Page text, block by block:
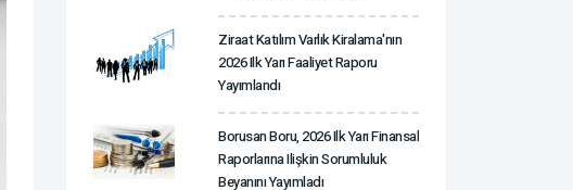
Ziraat Katılım Varlık Kiralama'nın
2026 Ilk Yarı Faaliyet Raporu
Yayımlandı
Borusan Boru, 2026 Ilk Yarı Finansal
Raporlarına Ilişkin Sorumluluk
Beyanını Yayımladı